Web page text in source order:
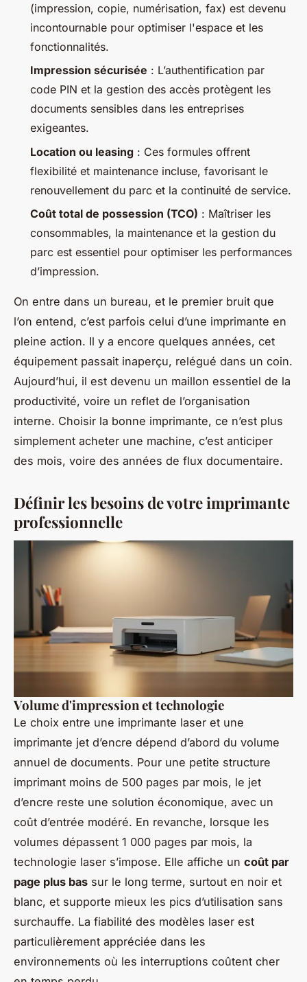
(impression, copie, numérisation, fax) est devenu
incontournable pour optimiser l'espace et les
fonctionnalités.
Impression sécurisée : L’authentification par
code PIN et la gestion des accès protègent les
documents sensibles dans les entreprises
exigeantes.
Location ou leasing : Ces formules offrent
flexibilité et maintenance incluse, favorisant le
renouvellement du parc et la continuité de service.
Coût total de possession (TCO) : Maîtriser les
consommables, la maintenance et la gestion du
parc est essentiel pour optimiser les performances
d’impression.
On entre dans un bureau, et le premier bruit que
l’on entend, c’est parfois celui d’une imprimante en
pleine action. Il y a encore quelques années, cet
équipement passait inaperçu, relégué dans un coin.
Aujourd’hui, il est devenu un maillon essentiel de la
productivité, voire un reflet de l’organisation
interne. Choisir la bonne imprimante, ce n’est plus
simplement acheter une machine, c’est anticiper
des mois, voire des années de flux documentaire.
Définir les besoins de votre imprimante
professionnelle
Volume d'impression et technologie
Le choix entre une imprimante laser et une
imprimante jet d’encre dépend d’abord du volume
annuel de documents. Pour une petite structure
imprimant moins de 500 pages par mois, le jet
d’encre reste une solution économique, avec un
coût d’entrée modéré. En revanche, lorsque les
volumes dépassent 1 000 pages par mois, la
technologie laser s’impose. Elle affiche un coût par
page plus bas sur le long terme, surtout en noir et
blanc, et supporte mieux les pics d’utilisation sans
surchauffe. La fiabilité des modèles laser est
particulièrement appréciée dans les
environnements où les interruptions coûtent cher